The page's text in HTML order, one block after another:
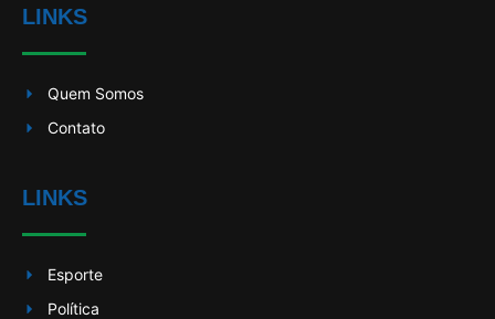
LINKS
Quem Somos
Contato
LINKS
Esporte
Política